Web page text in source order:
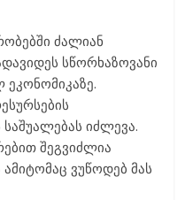
ძალიან
სწორხაზოვანი
იძლევა.
შეგვიძლია
ვუწოდებ მას